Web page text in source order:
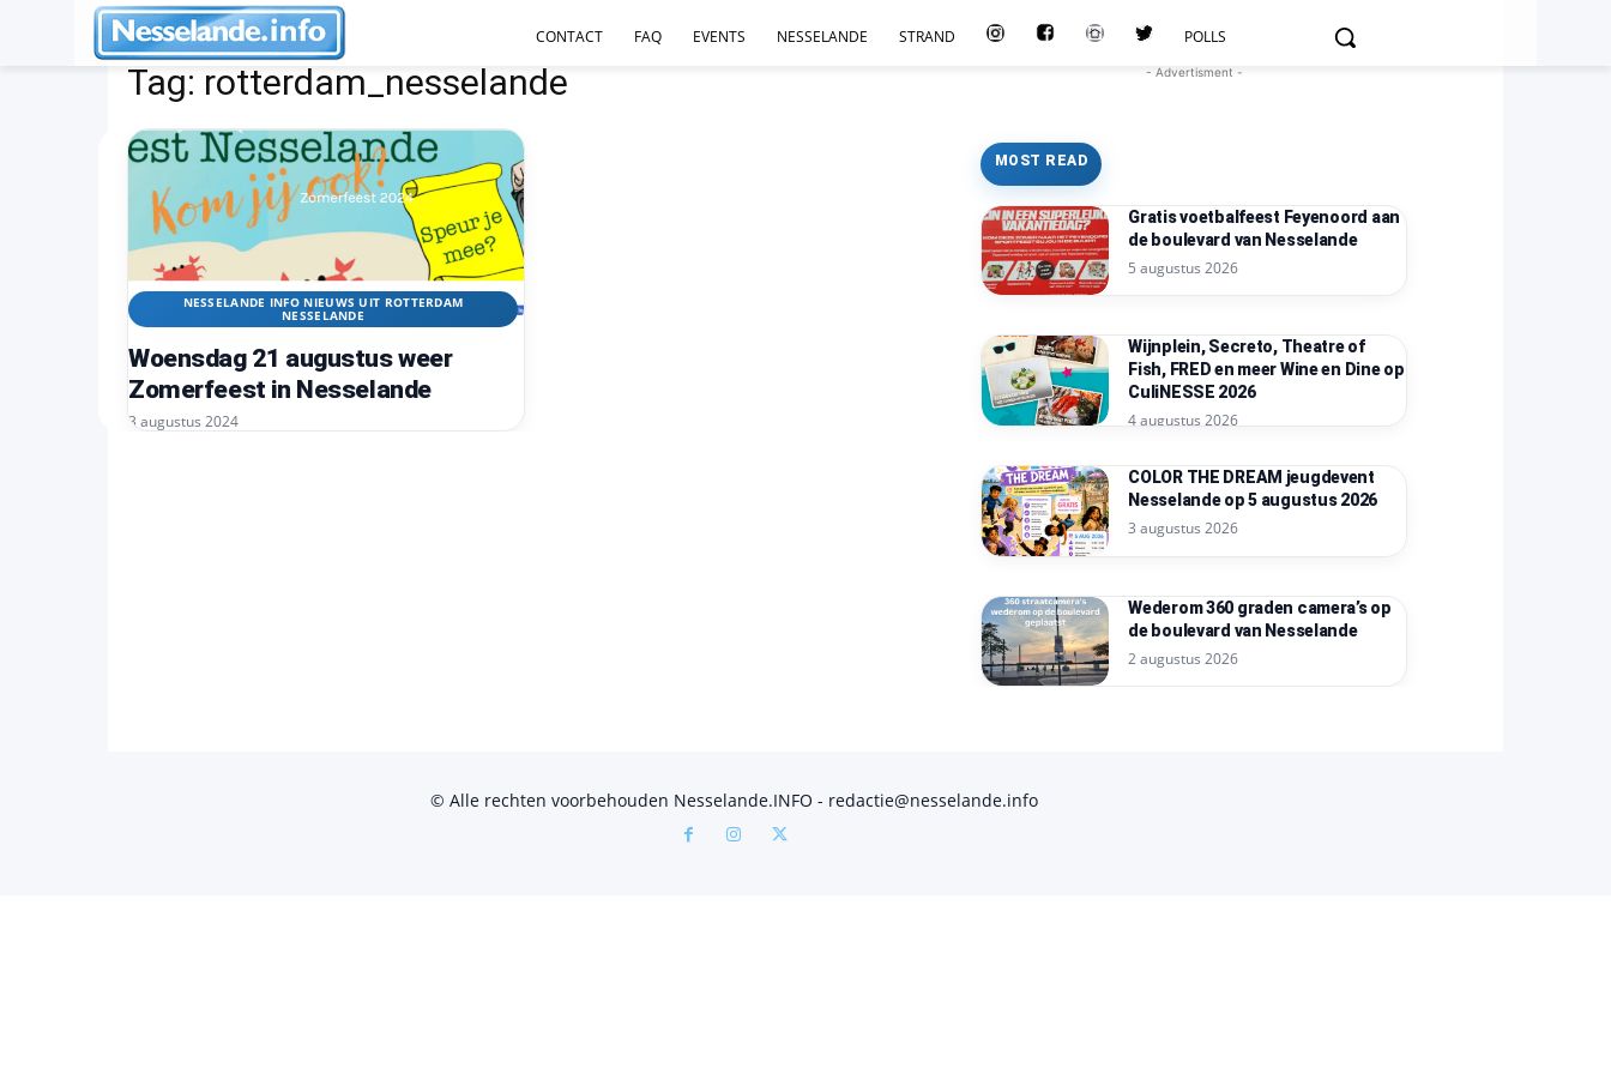
CONTACT FAQ EVENTS NESSELANDE STRAND POLLS
Tags Rotterdam_nesselande
Tag: rotterdam_nesselande
NESSELANDE INFO NIEUWS UIT ROTTERDAM
NESSELANDE
Woensdag 21 augustus weer
Zomerfeest in Nesselande
3 augustus 2024
- Advertisment -
MOST READ
Gratis voetbalfeest Feyenoord aan
de boulevard van Nesselande
5 augustus 2026
Wijnplein, Secreto, Theatre of
Fish, FRED en meer Wine en Dine op
CuliNESSE 2026
4 augustus 2026
COLOR THE DREAM jeugdevent
Nesselande op 5 augustus 2026
3 augustus 2026
Wederom 360 graden camera’s op
de boulevard van Nesselande
2 augustus 2026
© Alle rechten voorbehouden Nesselande.INFO - redactie@nesselande.info